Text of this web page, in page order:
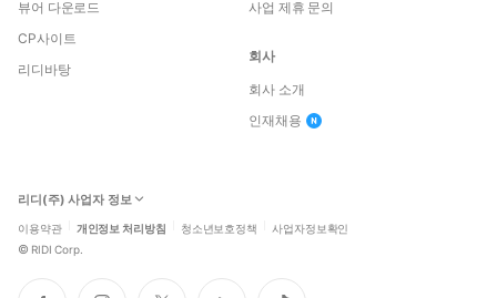
뷰어 다운로드
CP사이트
리디바탕
사업 제휴 문의
회사
회사 소개
인재채용
리디(주) 사업자 정보
이용약관 개인정보 처리방침 청소년보호정책 사업자정보확인
© RIDI Corp.